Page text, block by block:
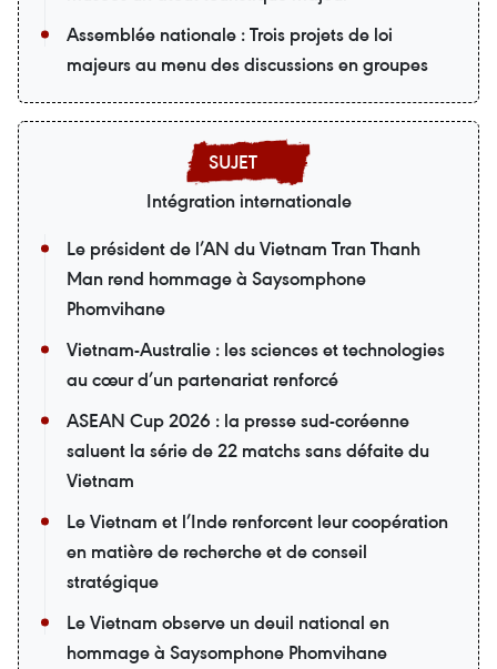
Assemblée nationale : Trois projets de loi
majeurs au menu des discussions en groupes
Intégration internationale
Le président de l’AN du Vietnam Tran Thanh
Man rend hommage à Saysomphone
Phomvihane
Vietnam-Australie : les sciences et technologies
au cœur d’un partenariat renforcé
ASEAN Cup 2026 : la presse sud-coréenne
saluent la série de 22 matchs sans défaite du
Vietnam
Le Vietnam et l’Inde renforcent leur coopération
en matière de recherche et de conseil
stratégique
Le Vietnam observe un deuil national en
hommage à Saysomphone Phomvihane